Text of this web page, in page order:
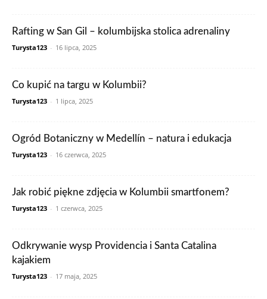
Rafting w San Gil – kolumbijska stolica adrenaliny
Turysta123 - 16 lipca, 2025
Co kupić na targu w Kolumbii?
Turysta123 - 1 lipca, 2025
Ogród Botaniczny w Medellín – natura i edukacja
Turysta123 - 16 czerwca, 2025
Jak robić piękne zdjęcia w Kolumbii smartfonem?
Turysta123 - 1 czerwca, 2025
Odkrywanie wysp Providencia i Santa Catalina
kajakiem
Turysta123 - 17 maja, 2025